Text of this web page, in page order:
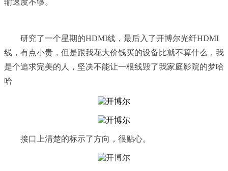
研究了一个星期的HDMI线，最后入了开博尔光纤HDMI
线，有点小贵，但是跟我花大价钱买的设备比就不算什么，我
是个追求完美的人，坚决不能让一根线毁了我家庭影院的梦哈
哈
接口上清楚的标示了方向，很贴心。